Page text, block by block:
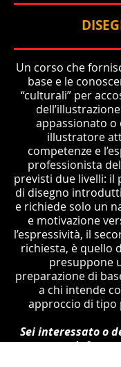
Un corso che
base e le
“culturali” per
appassionato o
illustratore
competenze e
professionista
previsti due livelli: il
di disegno
e richiede solo un
e motivazione
l’espressività, il
richiesta, è quello
presuppone
preparazione di
a chi intende
approccio di tipo
Sei interessato o